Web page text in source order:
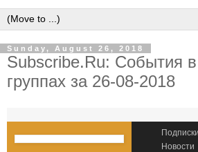
Sunday, August 26, 2018
Subscribe.Ru: События
группах за 26-08-2018
Подписки
Новости